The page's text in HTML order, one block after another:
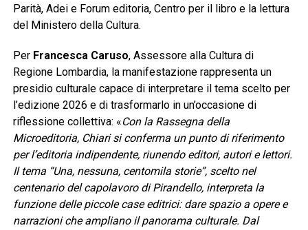
Parità, Adei e Forum editoria, Centro per il libro e la lettura
del Ministero della Cultura.
Per Francesca Caruso, Assessore alla Cultura di
Regione Lombardia, la manifestazione rappresenta un
presidio culturale capace di interpretare il tema scelto per
l’edizione 2026 e di trasformarlo in un’occasione di
riflessione collettiva: «Con la Rassegna della
Microeditoria, Chiari si conferma un punto di riferimento
per l’editoria indipendente, riunendo editori, autori e lettori.
Il tema “Una, nessuna, centomila storie”, scelto nel
centenario del capolavoro di Pirandello, interpreta la
funzione delle piccole case editrici: dare spazio a opere e
narrazioni che ampliano il panorama culturale. Dal